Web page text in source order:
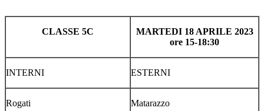
CLASSE 5C
MARTEDI 18 APRILE 2023
ore 15-18:30
INTERNI ESTERNI
Rogati Matarazzo